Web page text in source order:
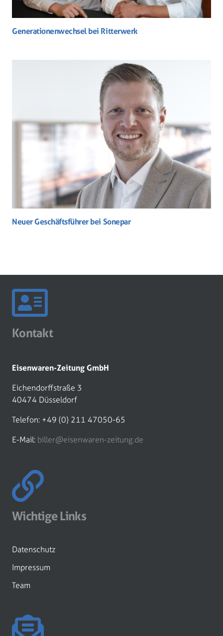
Generationenwechsel bei Ritterwerk
Neuer Geschäftsführer bei Sonepar
Kontakt
Eisenwaren-Zeitung GmbH
Eichendorffstraße 3
40474 Düsseldorf
Telefon: +49 (0) 211 47050-65
E-Mail: biller@eisenwaren-zeitung.de
Wichtige Links
Datenschutz
Impressum
Team